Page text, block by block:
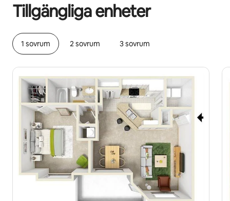
Tillgängliga enheter
1 sovrum 2 sovrum 3 sovrum